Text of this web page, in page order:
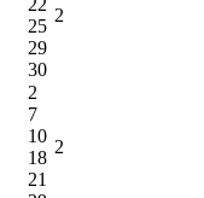
25
29
30
2
2
7
10
18
21
2